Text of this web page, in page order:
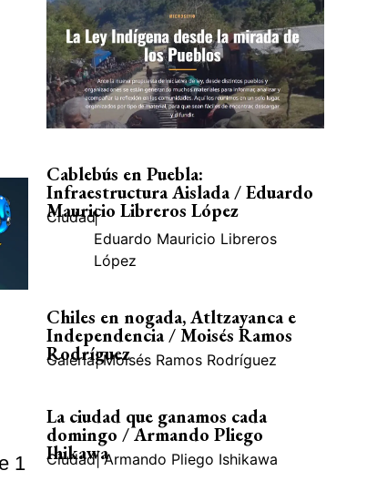
1
Cablebús en Puebla:
Infraestructura Aislada / Eduardo
Mauricio Libreros López
Ciudad|
Eduardo Mauricio Libreros
López
Chiles en nogada, Atltzayanca e
Independencia / Moisés Ramos
Rodríguez
Galería| Moisés Ramos Rodríguez
La ciudad que ganamos cada
domingo / Armando Pliego
Ihikawa
Ciudad| Armando Pliego Ishikawa